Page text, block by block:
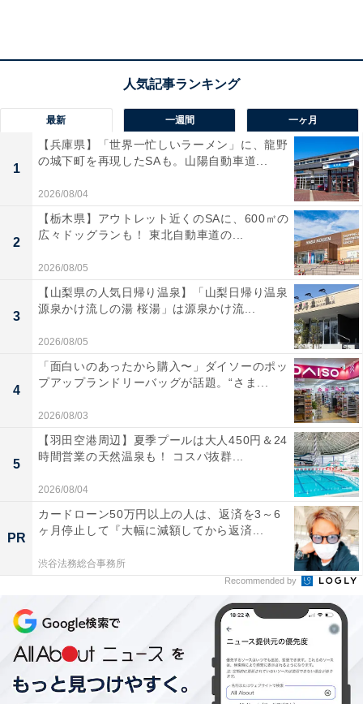
けではなく、店員さんにお願いすると奥から持ってきて
もらえました。価格は310円（税込）です。レシートを
見ると「レジ袋代」となっていました。ワークマンの他
のバッグも価格は安いのですが、機能性は考えず価格だ
けを見ると非常に安いバッグといえます。
わくこちゃんがかわいい！
最新 一週間 一ヶ月
1
【兵庫県】「世界一忙しいラーメン」に、龍野
の城下町を再現したSAも。山陽自動車道...
2026/08/04
2
【栃木県】アウトレット近くのSAに、600㎡の
広々ドッグランも！ 東北自動車道の...
2026/08/05
3
【山梨県の人気日帰り温泉】「山梨日帰り温泉
源泉かけ流しの湯 桜湯」は源泉かけ流...
2026/08/05
4
「面白いのあったから購入〜」ダイソーのポッ
プアップランドリーバッグが話題。“さま...
2026/08/03
5
【羽田空港周辺】夏季プールは大人450円＆24
時間営業の天然温泉も！ コスパ抜群...
2026/08/04
PR
カードローン50万円以上の人は、返済を3～6
ヶ月停止して『大幅に減額してから返済...
渋谷法務総合事務所
Recommended by